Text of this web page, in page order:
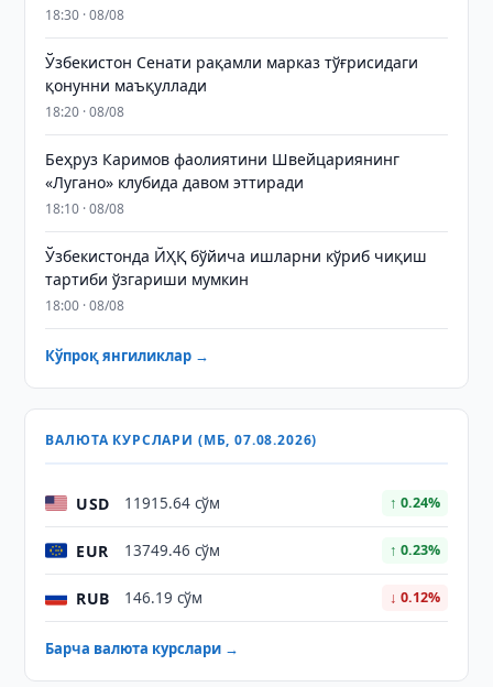
18:30 · 08/08
Ўзбекистон Сенати рақамли марказ тўғрисидаги
қонунни маъқуллади
18:20 · 08/08
Беҳруз Каримов фаолиятини Швейцариянинг
«Лугано» клубида давом эттиради
18:10 · 08/08
Ўзбекистонда ЙҲҚ бўйича ишларни кўриб чиқиш
тартиби ўзгариши мумкин
18:00 · 08/08
Кўпроқ янгиликлар →
ВАЛЮТА КУРСЛАРИ (МБ, 07.08.2026)
USD 11915.64 сўм ↑ 0.24%
EUR 13749.46 сўм ↑ 0.23%
RUB 146.19 сўм ↓ 0.12%
Барча валюта курслари →